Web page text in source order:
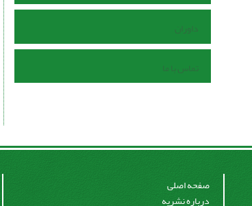
داوران
تماس با ما
صفحه اصلی
درباره نشریه